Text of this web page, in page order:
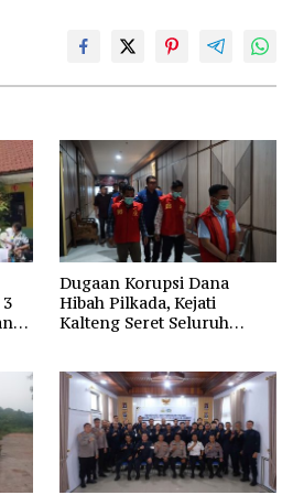
Dugaan Korupsi Dana
Hibah Pilkada, Kejati
Kalteng Seret Seluruh